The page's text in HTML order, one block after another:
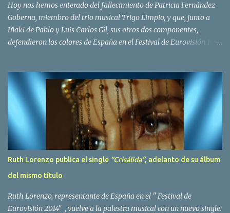
Hoy nos hemos enterado del fallecimiento de Patricia Fernández
Goberna, miembro del trio musical Trigo Limpio, y que, junto a
Iñaki de Pablo y Luis Carlos Gil, sus otros dos componentes,
defendieron los colores de España en el Festival de Eurovisión 1980
padeciendo desde hace tiempo. Patricia Fernández Goberna,
nacida en 1957, entró a formar parte de la formación musical
antes mencionada en el año 1979 sustituyendo a Amaya Saizar. Es
el año 1980 cuando son elegidos para representar a España en
Dublín donde, con su tema Quedate esta noche, obtienen el puesto
12 de 19 países. Tras esta participación graban en Estados Unidos
el disco Entrañablemente , abriendole las puertas del éxito en
America Latina, en especial en Mexico, en donde pasan largas
temporadas. En Trigo Limpio permanecerá hasta el año 1988,
Ruth Lorenzo publica el single “Crisálida“, adelanto de su álbum
del mismo título
Ruth Lorenzo, representante de España en el " Festival de
Eurovisión 2014" , vuelve a la palestra musical con un nuevo single: